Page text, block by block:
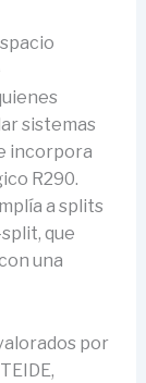
sistemas
incorpora
R290.
a splits
que
una
por